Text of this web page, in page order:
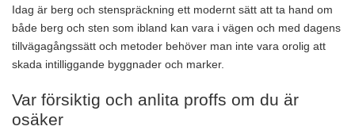
Idag är berg och stenspräckning ett modernt sätt att ta hand om
både berg och sten som ibland kan vara i vägen och med dagens
tillvägagångssätt och metoder behöver man inte vara orolig att
skada intilliggande byggnader och marker.
Var försiktig och anlita proffs om du är
osäker